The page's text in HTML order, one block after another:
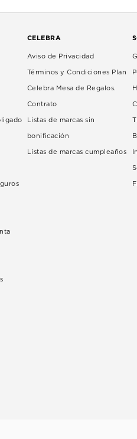
CELEBRA
Aviso de Privacidad
Términos y Condiciones Plan
Celebra Mesa de Regalos.
Contrato
Listas de marcas sin
bonificación
Listas de marcas cumpleaños